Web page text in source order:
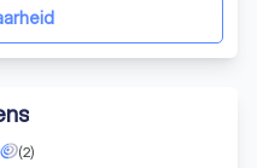
(2)